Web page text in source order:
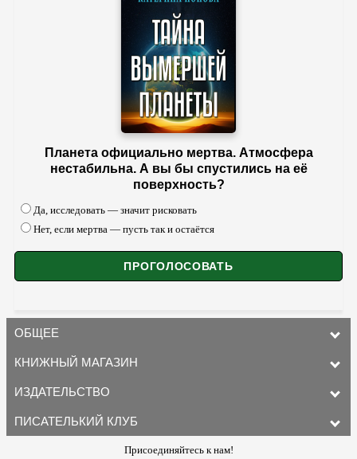
Планета официально мертва. Атмосфера
нестабильна. А вы бы спустились на её
поверхность?
Да, исследовать — значит рисковать
Нет, если мертва — пусть так и остаётся
ОБЩЕЕ
КНИЖНЫЙ МАГАЗИН
ИЗДАТЕЛЬСТВО
ПИСАТЕЛЬКИЙ КЛУБ
Присоединяйтесь к нам!